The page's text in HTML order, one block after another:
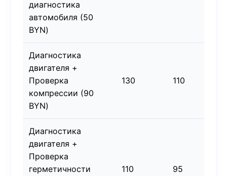
диагностика
автомобиля (50
BYN)
Диагностика
двигателя +
Проверка
компрессии (90
BYN)
130 110
Диагностика
двигателя +
Проверка
герметичности
110 95